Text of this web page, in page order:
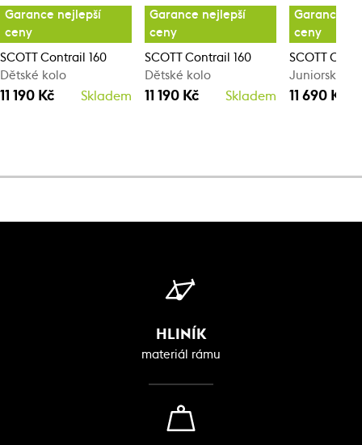
Garance nejlepší
ceny
SCOTT Contrail 160
Dětské kolo
11 190 Kč Skladem
Garance nejlepší
ceny
SCOTT Contrail 160
Dětské kolo
11 190 Kč Skladem
Garance
ceny
SCOTT
Juniorské
11 690 Kč
HLINÍK
materiál rámu